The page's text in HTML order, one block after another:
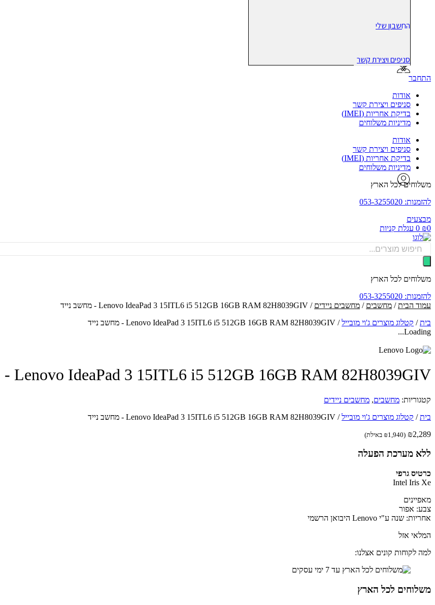
החשבון שלי
סניפים ויצירת קשר
התחבר
אודות
סניפים ויצירת קשר
בדיקת אחריות (IMEI)
מדיניות משלוחים
אודות
סניפים ויצירת קשר
בדיקת אחריות (IMEI)
מדיניות משלוחים
משלוחים לכל הארץ
להזמנות: 053-3255020
מבצעים
₪0
0 עגלת קניות
Products
search
משלוחים לכל הארץ
להזמנות: 053-3255020
עמוד הבית/ מחשבים / מחשבים ניידים / Lenovo IdeaPad 3 15ITL6 i5 512GB 16GB RAM 82H8039GIV - מחשב נייד
בית/ קטלוג מוצרים ג'וי מובייל/ Lenovo IdeaPad 3 15ITL6 i5 512GB 16GB RAM 82H8039GIV - מחשב נייד
Loading...
Lenovo IdeaPad 3 15ITL6 i5 512GB 16GB RAM 82H8039GIV - מחשב נייד
קטגוריות: מחשבים, מחשבים ניידים
בית/ קטלוג מוצרים ג'וי מובייל/ Lenovo IdeaPad 3 15ITL6 i5 512GB 16GB RAM 82H8039GIV - מחשב נייד
₪2,289
(
₪1,940 באילת)
ללא מערכת הפעלה
כרטיס גרפי
Intel Iris Xe
מאפיינים
צבע: אפור
אחריות: שנה ע"י Lenovo היבואן הרשמי
המלאי אזל
למה לקוחות קונים אצלנו:
משלוחים לכל הארץ